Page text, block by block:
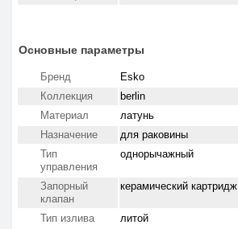
Основные параметры
Бренд
Esko
Коллекция
berlin
Материал
латунь
Назначение
для раковины
Тип
управления
однорычажный
Запорный
клапан
керамический картридж
Тип излива
литой